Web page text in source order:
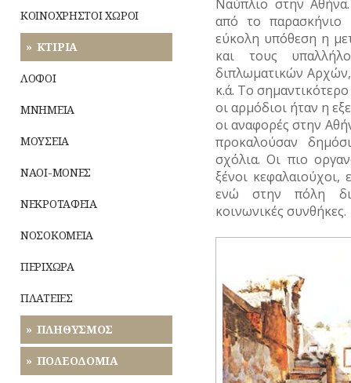
ΠΛΗΘΥΣΜΟΣ
ΠΟΛΕΟΔΟΜΙΑ
ΠΟΤΑΜΟΙ
ΦΩΤΟΓΡΑΦΙΑ
Παροιμίες
Αινίγματα
ΚΟΙΝΟΧΡΗΣΤΟΙ ΧΩΡΟΙ
ΚΤΙΡΙΑ
ΛΟΦΟΙ
ΜΝΗΜΕΙΑ
ΜΟΥΣΕΙΑ
ΝΑΟΙ-ΜΟΝΕΣ
ΝΕΚΡΟΤΑΦΕΙΑ
ΝΟΣΟΚΟΜΕΙΑ
ΠΕΡΙΧΩΡΑ
ΠΛΑΤΕΙΕΣ
ΠΛΗΘΥΣΜΟΣ
ΠΟΛΕΟΔΟΜΙΑ
Ναύπλιο στην
από το παρασκήνιο
εύκολη υπόθεση η
και τους
διπλωματικών
κ.ά. Το
οι αρμόδιοι ήταν η
οι αναφορές στην
προκαλούσαν
σχόλια. Οι πιο
ξένοι κεφαλαιούχοι,
ενώ στην πόλη
κοινωνικές συνθήκες.